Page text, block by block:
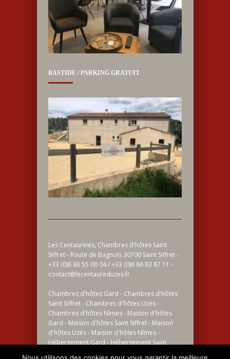
BASTIDE / PARKING GRATUIT
Les Centaurines, Chambres d'hôtes Saint
Siffret - Route de Bagnols 30700 Saint Siffret -
+33 (0)6 86 55 00 04 / +33 (0)6 86 83 87 11 -
contact@lecentaureduzes.fr
Chambres d'hôtes Gard - Chambres d'hôtes
Saint Siffret - Chambres d'hôtes Uzès -
Chambres d'hôtes Nîmes - Maison d'hôtes
Gard - Maison d'hôtes Saint Siffret - Maison
d'hôtes Uzès - Maison d'hôtes Nîmes -
Hébergement Gard - Hébergement Saint